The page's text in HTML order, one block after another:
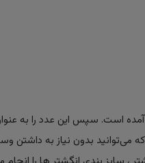
است. سپس این عدد را به
بدون نیاز به داشتن